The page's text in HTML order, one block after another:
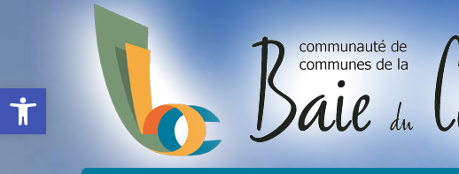
Ouvrir la barre d’outils